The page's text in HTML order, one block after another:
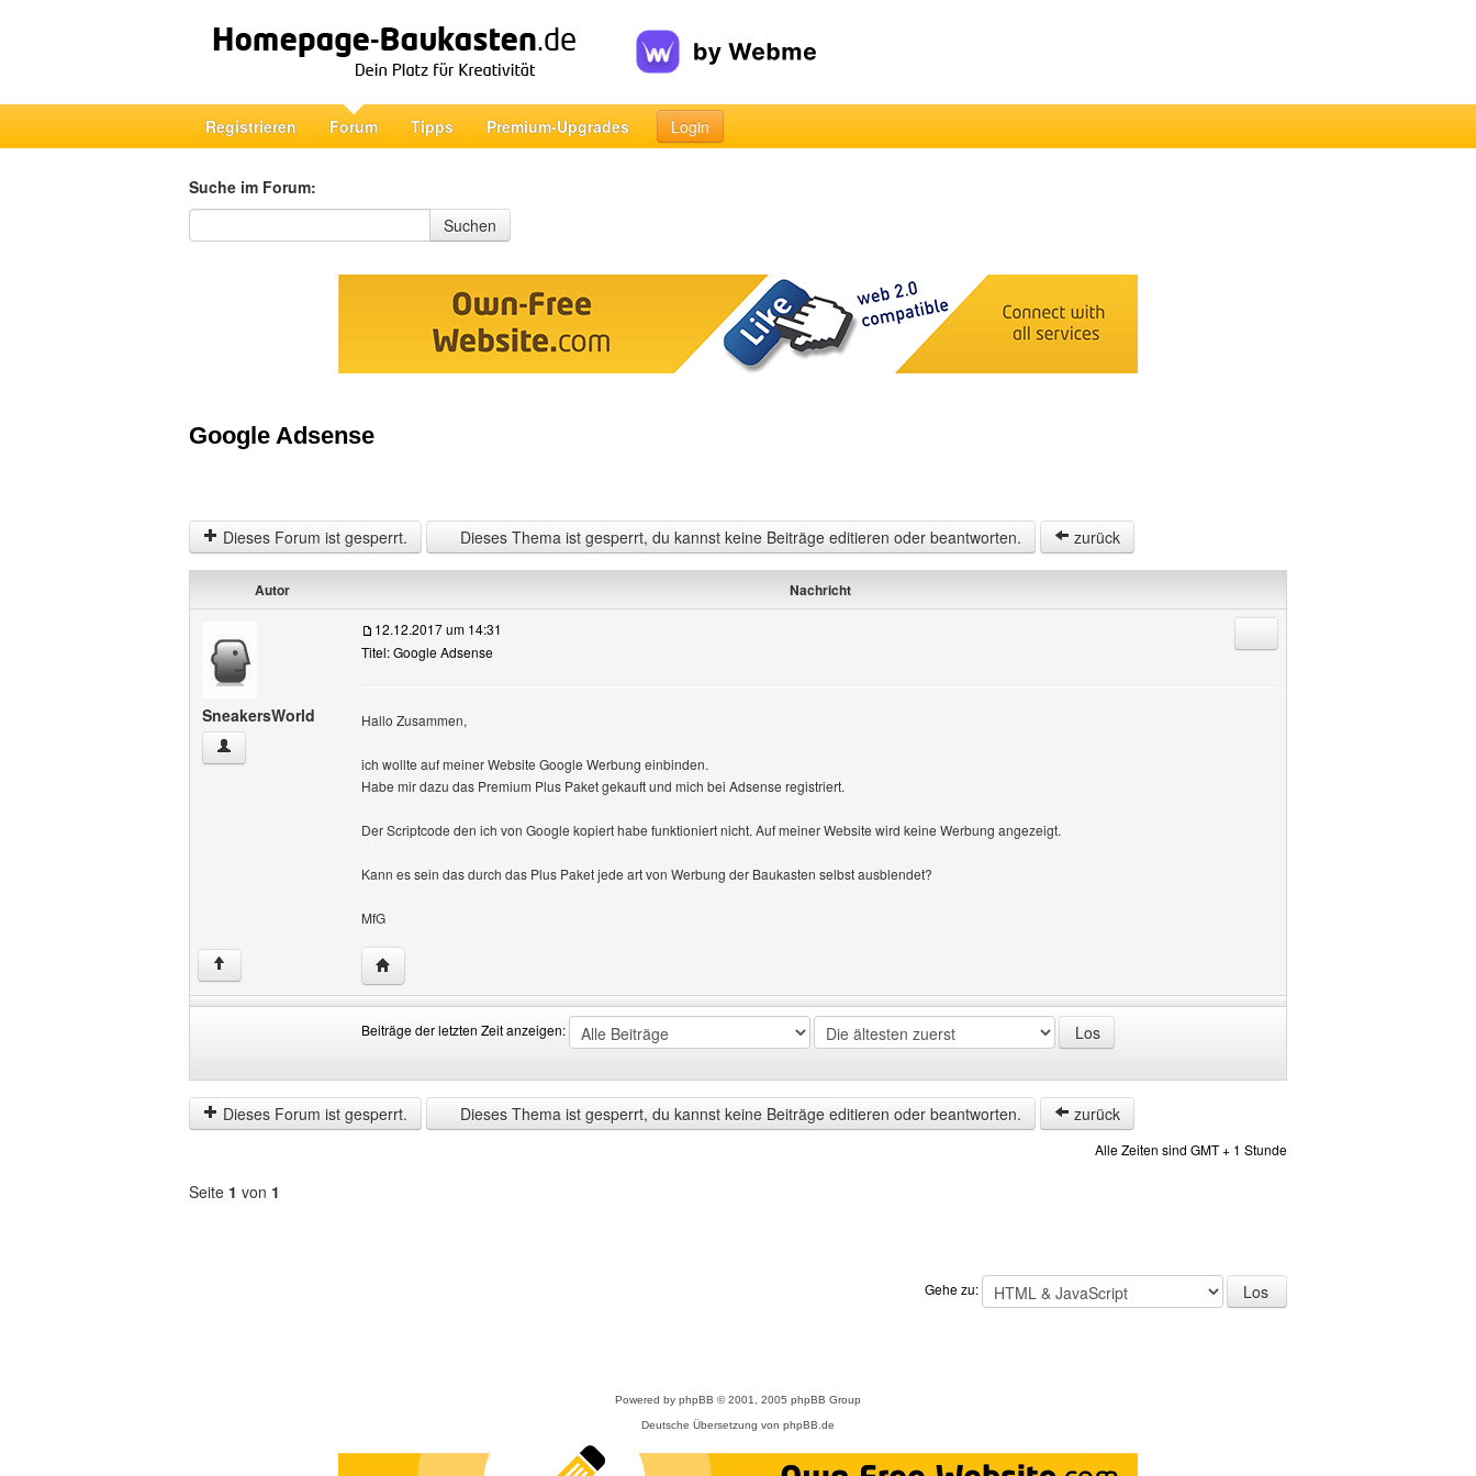
Registrieren Forum Tipps Premium-Upgrades Login
Suche im Forum:
Suche im Forum
Suchen
Google Adsense
Dieses Forum ist gesperrt. Dieses Thema ist gesperrt, du kannst keine Beiträge editieren oder beantworten. zurück
Autor Nachricht
SneakersWorld
SneakersWorld Benutzer-Profile anzeigen
12.12.2017 um 14:31
Titel: Google Adsense
Hallo Zusammen,
ich wollte auf meiner Website Google Werbung einbinden.
Habe mir dazu das Premium Plus Paket gekauft und mich bei Adsense registriert.
Der Scriptcode den ich von Google kopiert habe funktioniert nicht. Auf meiner Website wird keine Werbung angezeigt.
Kann es sein das durch das Plus Paket jede art von Werbung der Baukasten selbst ausblendet?
MfG
↑ Website dieses Benutzers besuchen: SneakersWorld
Beiträge der letzten Zeit anzeigen:
der
letzten
Zeit
by
Dieses Forum ist gesperrt.
Dieses Thema ist gesperrt, du kannst keine Beiträge editieren oder beantworten. zurück
Alle Zeiten sind GMT + 1 Stunde
Seite 1 von 1
Gehe zu:
Powered by phpBB © 2001, 2005 phpBB Group
Deutsche Übersetzung von phpBB.de